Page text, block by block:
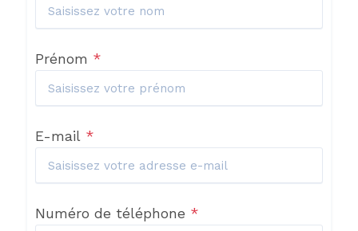
Prénom *
E-mail *
Numéro de téléphone *